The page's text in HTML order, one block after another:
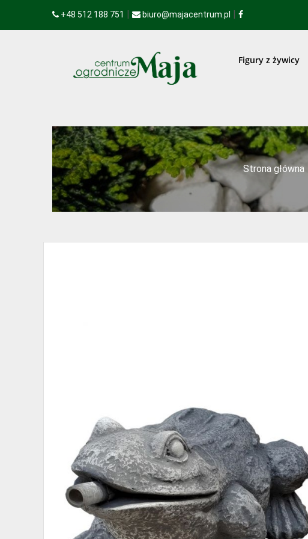
+48 512 188 751 | biuro@majacentrum.pl |
Figury z żywicy
Strona główna